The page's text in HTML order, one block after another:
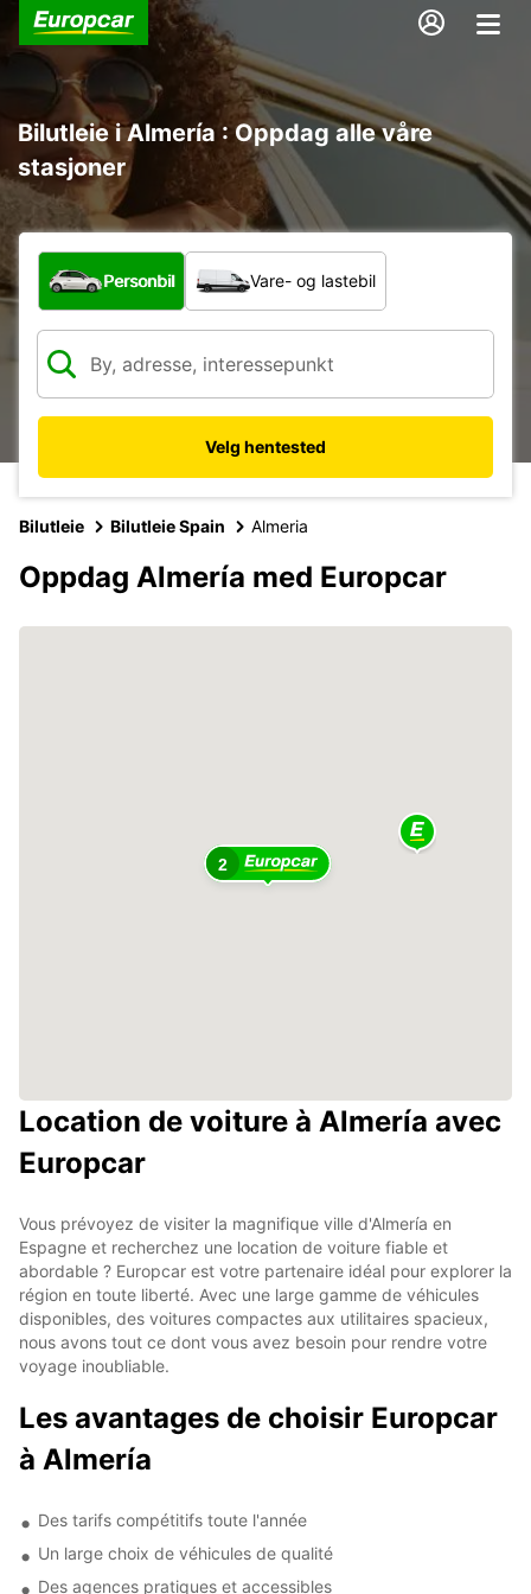
Bilutleie i Almería : Oppdag alle våre
stasjoner
Hvilken type bil?
Personbil Vare- og lastebil
Velg hentested
Bilutleie Bilutleie Spain Almeria
Oppdag Almería med Europcar
2
Location de voiture à Almería avec
Europcar
Vous prévoyez de visiter la magnifique ville d'Almería en
Espagne et recherchez une location de voiture fiable et
abordable ? Europcar est votre partenaire idéal pour explorer la
région en toute liberté. Avec une large gamme de véhicules
disponibles, des voitures compactes aux utilitaires spacieux,
nous avons tout ce dont vous avez besoin pour rendre votre
voyage inoubliable.
Les avantages de choisir Europcar
à Almería
Des tarifs compétitifs toute l'année
Un large choix de véhicules de qualité
Des agences pratiques et accessibles